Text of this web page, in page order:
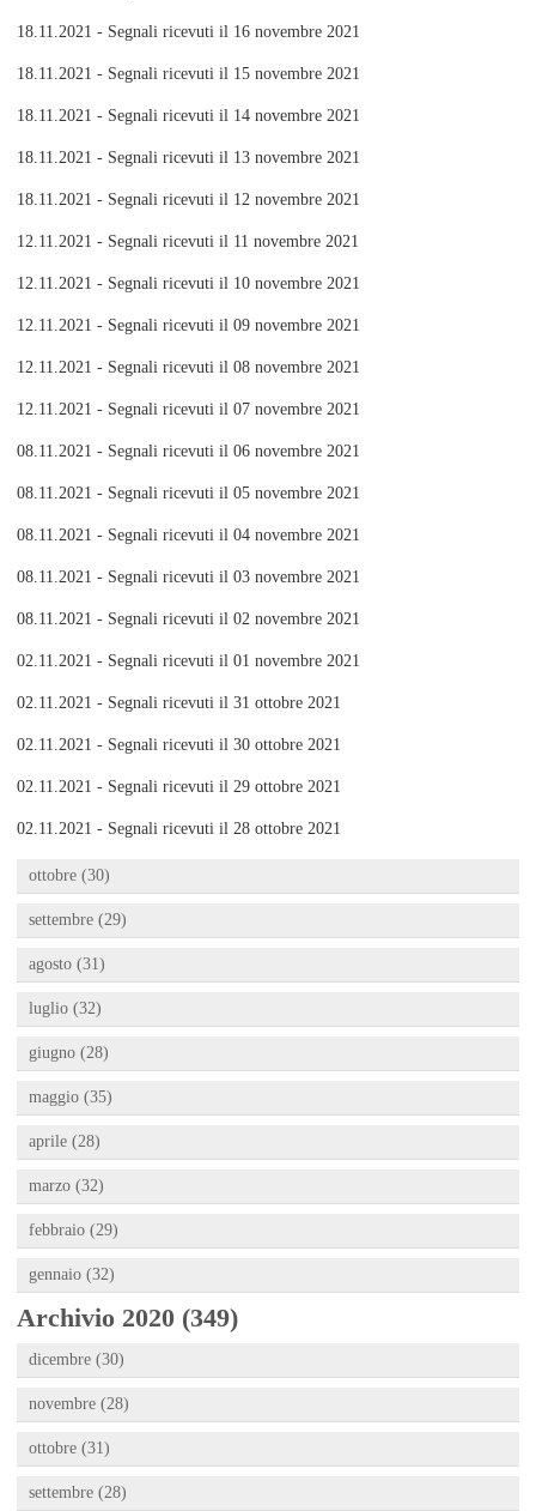
18.11.2021 - Segnali ricevuti il 16 novembre 2021
18.11.2021 - Segnali ricevuti il 15 novembre 2021
18.11.2021 - Segnali ricevuti il 14 novembre 2021
18.11.2021 - Segnali ricevuti il 13 novembre 2021
18.11.2021 - Segnali ricevuti il 12 novembre 2021
12.11.2021 - Segnali ricevuti il 11 novembre 2021
12.11.2021 - Segnali ricevuti il 10 novembre 2021
12.11.2021 - Segnali ricevuti il 09 novembre 2021
12.11.2021 - Segnali ricevuti il 08 novembre 2021
12.11.2021 - Segnali ricevuti il 07 novembre 2021
08.11.2021 - Segnali ricevuti il 06 novembre 2021
08.11.2021 - Segnali ricevuti il 05 novembre 2021
08.11.2021 - Segnali ricevuti il 04 novembre 2021
08.11.2021 - Segnali ricevuti il 03 novembre 2021
08.11.2021 - Segnali ricevuti il 02 novembre 2021
02.11.2021 - Segnali ricevuti il 01 novembre 2021
02.11.2021 - Segnali ricevuti il 31 ottobre 2021
02.11.2021 - Segnali ricevuti il 30 ottobre 2021
02.11.2021 - Segnali ricevuti il 29 ottobre 2021
02.11.2021 - Segnali ricevuti il 28 ottobre 2021
ottobre (30)
settembre (29)
agosto (31)
luglio (32)
giugno (28)
maggio (35)
aprile (28)
marzo (32)
febbraio (29)
gennaio (32)
Archivio 2020 (349)
dicembre (30)
novembre (28)
ottobre (31)
settembre (28)